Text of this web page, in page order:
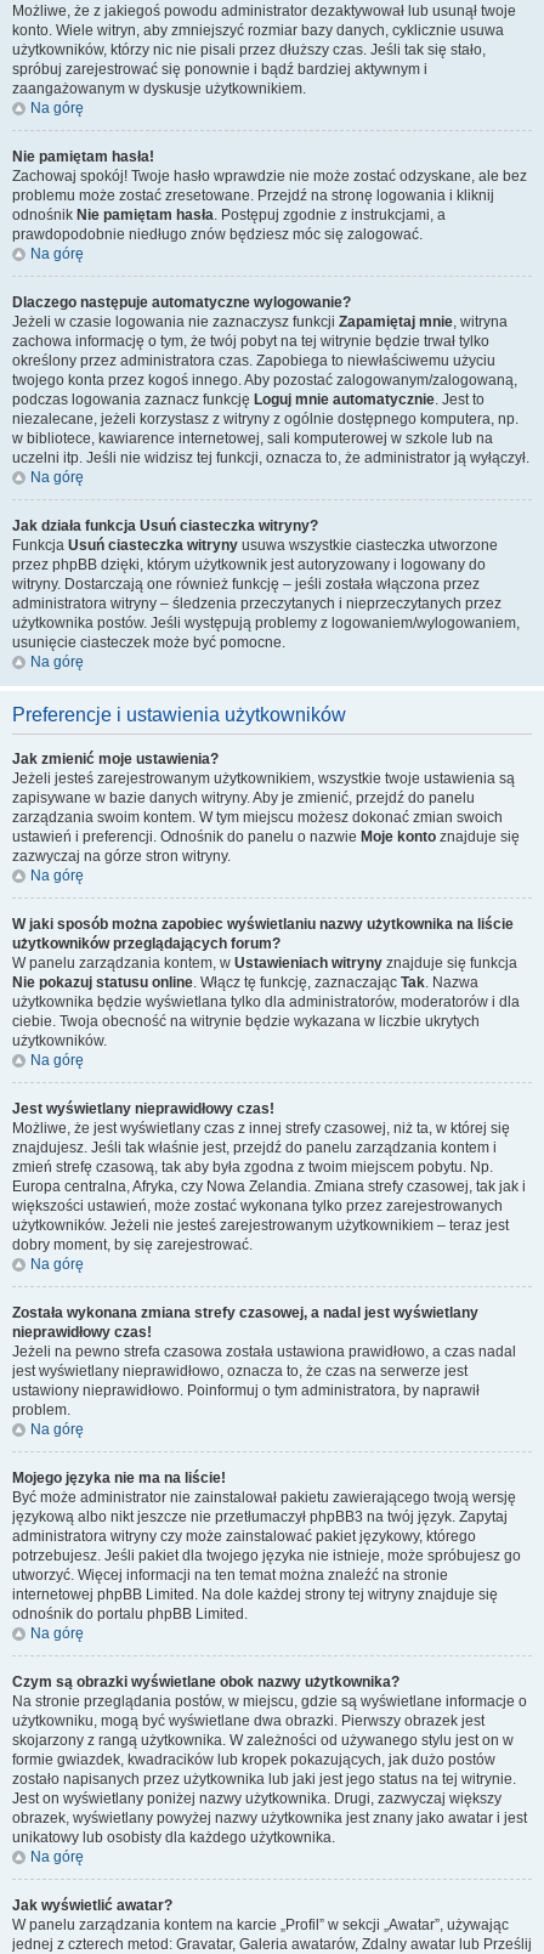
Możliwe, że z jakiegoś powodu administrator dezaktywował lub usunął twoje
konto. Wiele witryn, aby zmniejszyć rozmiar bazy danych, cyklicznie usuwa
użytkowników, którzy nic nie pisali przez dłuższy czas. Jeśli tak się stało,
spróbuj zarejestrować się ponownie i bądź bardziej aktywnym i
zaangażowanym w dyskusje użytkownikiem.
Na górę
Nie pamiętam hasła!
Zachowaj spokój! Twoje hasło wprawdzie nie może zostać odzyskane, ale bez
problemu może zostać zresetowane. Przejdź na stronę logowania i kliknij
odnośnik Nie pamiętam hasła. Postępuj zgodnie z instrukcjami, a
prawdopodobnie niedługo znów będziesz móc się zalogować.
Na górę
Dlaczego następuje automatyczne wylogowanie?
Jeżeli w czasie logowania nie zaznaczysz funkcji Zapamiętaj mnie, witryna
zachowa informację o tym, że twój pobyt na tej witrynie będzie trwał tylko
określony przez administratora czas. Zapobiega to niewłaściwemu użyciu
twojego konta przez kogoś innego. Aby pozostać zalogowanym/zalogowaną,
podczas logowania zaznacz funkcję Loguj mnie automatycznie. Jest to
niezalecane, jeżeli korzystasz z witryny z ogólnie dostępnego komputera, np.
w bibliotece, kawiarence internetowej, sali komputerowej w szkole lub na
uczelni itp. Jeśli nie widzisz tej funkcji, oznacza to, że administrator ją wyłączył.
Na górę
Jak działa funkcja Usuń ciasteczka witryny?
Funkcja Usuń ciasteczka witryny usuwa wszystkie ciasteczka utworzone
przez phpBB dzięki, którym użytkownik jest autoryzowany i logowany do
witryny. Dostarczają one również funkcję – jeśli została włączona przez
administratora witryny – śledzenia przeczytanych i nieprzeczytanych przez
użytkownika postów. Jeśli występują problemy z logowaniem/wylogowaniem,
usunięcie ciasteczek może być pomocne.
Na górę
Preferencje i ustawienia użytkowników
Jak zmienić moje ustawienia?
Jeżeli jesteś zarejestrowanym użytkownikiem, wszystkie twoje ustawienia są
zapisywane w bazie danych witryny. Aby je zmienić, przejdź do panelu
zarządzania swoim kontem. W tym miejscu możesz dokonać zmian swoich
ustawień i preferencji. Odnośnik do panelu o nazwie Moje konto znajduje się
zazwyczaj na górze stron witryny.
Na górę
W jaki sposób można zapobiec wyświetlaniu nazwy użytkownika na liście
użytkowników przeglądających forum?
W panelu zarządzania kontem, w Ustawieniach witryny znajduje się funkcja
Nie pokazuj statusu online. Włącz tę funkcję, zaznaczając Tak. Nazwa
użytkownika będzie wyświetlana tylko dla administratorów, moderatorów i dla
ciebie. Twoja obecność na witrynie będzie wykazana w liczbie ukrytych
użytkowników.
Na górę
Jest wyświetlany nieprawidłowy czas!
Możliwe, że jest wyświetlany czas z innej strefy czasowej, niż ta, w której się
znajdujesz. Jeśli tak właśnie jest, przejdź do panelu zarządzania kontem i
zmień strefę czasową, tak aby była zgodna z twoim miejscem pobytu. Np.
Europa centralna, Afryka, czy Nowa Zelandia. Zmiana strefy czasowej, tak jak i
większości ustawień, może zostać wykonana tylko przez zarejestrowanych
użytkowników. Jeżeli nie jesteś zarejestrowanym użytkownikiem – teraz jest
dobry moment, by się zarejestrować.
Na górę
Została wykonana zmiana strefy czasowej, a nadal jest wyświetlany
nieprawidłowy czas!
Jeżeli na pewno strefa czasowa została ustawiona prawidłowo, a czas nadal
jest wyświetlany nieprawidłowo, oznacza to, że czas na serwerze jest
ustawiony nieprawidłowo. Poinformuj o tym administratora, by naprawił
problem.
Na górę
Mojego języka nie ma na liście!
Być może administrator nie zainstalował pakietu zawierającego twoją wersję
językową albo nikt jeszcze nie przetłumaczył phpBB3 na twój język. Zapytaj
administratora witryny czy może zainstalować pakiet językowy, którego
potrzebujesz. Jeśli pakiet dla twojego języka nie istnieje, może spróbujesz go
utworzyć. Więcej informacji na ten temat można znaleźć na stronie
internetowej phpBB Limited. Na dole każdej strony tej witryny znajduje się
odnośnik do portalu phpBB Limited.
Na górę
Czym są obrazki wyświetlane obok nazwy użytkownika?
Na stronie przeglądania postów, w miejscu, gdzie są wyświetlane informacje o
użytkowniku, mogą być wyświetlane dwa obrazki. Pierwszy obrazek jest
skojarzony z rangą użytkownika. W zależności od używanego stylu jest on w
formie gwiazdek, kwadracików lub kropek pokazujących, jak dużo postów
zostało napisanych przez użytkownika lub jaki jest jego status na tej witrynie.
Jest on wyświetlany poniżej nazwy użytkownika. Drugi, zazwyczaj większy
obrazek, wyświetlany powyżej nazwy użytkownika jest znany jako awatar i jest
unikatowy lub osobisty dla każdego użytkownika.
Na górę
Jak wyświetlić awatar?
W panelu zarządzania kontem na karcie „Profil” w sekcji „Awatar”, używając
jednej z czterech metod: Gravatar, Galeria awatarów, Zdalny awatar lub Prześlij